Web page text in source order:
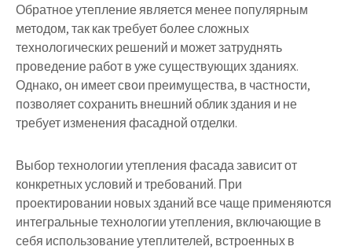
Обратное утепление является менее популярным
методом, так как требует более сложных
технологических решений и может затруднять
проведение работ в уже существующих зданиях.
Однако, он имеет свои преимущества, в частности,
позволяет сохранить внешний облик здания и не
требует изменения фасадной отделки.
Выбор технологии утепления фасада зависит от
конкретных условий и требований. При
проектировании новых зданий все чаще применяются
интегральные технологии утепления, включающие в
себя использование утеплителей, встроенных в